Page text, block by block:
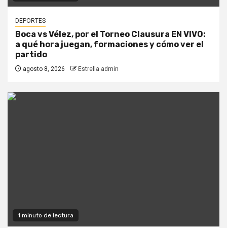
DEPORTES
Boca vs Vélez, por el Torneo Clausura EN VIVO:
a qué hora juegan, formaciones y cómo ver el
partido
agosto 8, 2026 Estrella admin
1 minuto de lectura